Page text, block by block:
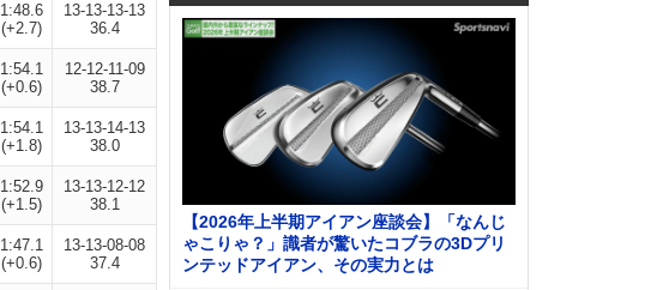
1:48.6
(+2.7)
13-13-13-13
36.4
1:54.1
(+0.6)
12-12-11-09
38.7
1:54.1
(+1.8)
13-13-14-13
38.0
1:52.9
(+1.5)
13-13-12-12
38.1
1:47.1
(+0.6)
13-13-08-08
37.4
【2026年上半期アイアン座談会】「なんじ
ゃこりゃ？」識者が驚いたコブラの3Dプリ
ンテッドアイアン、その実力とは